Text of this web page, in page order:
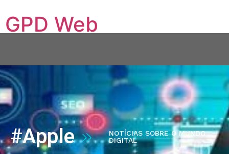
GPD Web
Quem Somos Serviços
Hospedagem VPS
Blog
Contato Portfólio
#Apple
NOTÍCIAS SOBRE O MUNDO
DIGITAL